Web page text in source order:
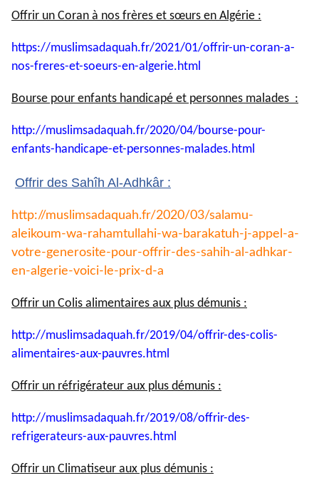
Offrir un Coran à nos frères et sœurs en Algérie :
https://muslimsadaquah.fr/2021/01/offrir-un-coran-a-
nos-freres-et-soeurs-en-algerie.html
Bourse pour enfants handicapé et personnes malades :
http://muslimsadaquah.fr/2020/04/bourse-pour-
enfants-handicape-et-personnes-malades.html
Offrir des Sahîh Al-Adhkâr :
http://muslimsadaquah.fr/2020/03/salamu-
aleikoum-wa-rahamtullahi-wa-barakatuh-j-appel-a-
votre-generosite-pour-offrir-des-sahih-al-adhkar-
en-algerie-voici-le-prix-d-a
Offrir un Colis alimentaires aux plus démunis :
http://muslimsadaquah.fr/2019/04/offrir-des-colis-
alimentaires-aux-pauvres.html
Offrir un réfrigérateur aux plus démunis :
http://muslimsadaquah.fr/2019/08/offrir-des-
refrigerateurs-aux-pauvres.html
Offrir un Climatiseur aux plus démunis :